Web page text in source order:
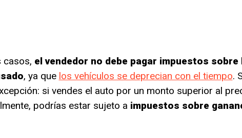
casos, el vendedor no debe pagar impuestos sobre
, ya que los vehículos se deprecian con el tiempo.
si vendes el auto por un monto superior al
podrías estar sujeto a impuestos sobre